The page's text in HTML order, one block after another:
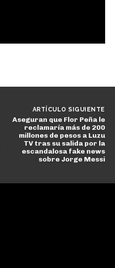
ARTÍCULO SIGUIENTE
Aseguran que Flor Peña le
reclamaría más de 200
millones de pesos a Luzu
TV tras su salida por la
escandalosa fake news
sobre Jorge Messi